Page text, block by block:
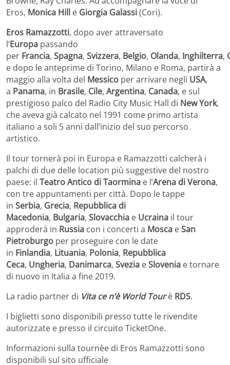
Eros, Monica Hill e Giorgia Galassi(Cori).
Eros Ramazzotti, dopo aver attraversato
l’Europa passando
per Francia, Spagna, Svizzera, Belgio, Olanda, Inghilterra,
e dopo le anteprime di Torino, Milano e Roma, partirà a
maggio alla volta del Messico per arrivare negli USA,
a Panama, in Brasile, Cile, Argentina, Canada, e sul
prestigioso palco del Radio City Music Hall di New York,
che aveva già calcato nel 1991 come primo artista
italiano a soli 5 anni dall’inizio del suo percorso
artistico.
Il tour tornerà poi in Europa e Ramazzotti calcherà i
palchi di due delle location più suggestive del nostro
paese: il Teatro Antico di Taormina e l’Arena di Verona,
con tre appuntamenti per città. Dopo le tappe
in Serbia, Grecia, Repubblica di
Macedonia, Bulgaria, Slovacchia e Ucraina il tour
approderà in Russia con i concerti a Mosca eSan
Pietroburgo per proseguire con le date
in Finlandia, Lituania, Polonia, Repubblica
Ceca, Ungheria, Danimarca, Svezia eSlovenia e tornare
di nuovo in Italia a fine 2019.
La radio partner di Vita ce n’è World Tourè RDS.
I biglietti sono disponibili presso tutte le rivendite
autorizzate e presso il circuito TicketOne.
Informazioni sulla tournèe di Eros Ramazzotti sono
disponibili sul sito ufficiale